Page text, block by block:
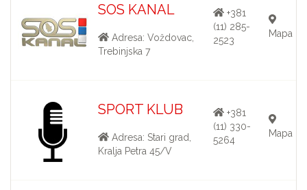
SOS KANAL
Adresa: Voždovac,
Trebinjska 7
+381
(11) 285-
2523
Mapa
SPORT KLUB
Adresa: Stari grad,
Kralja Petra 45/V
+381
(11) 330-
5264
Mapa